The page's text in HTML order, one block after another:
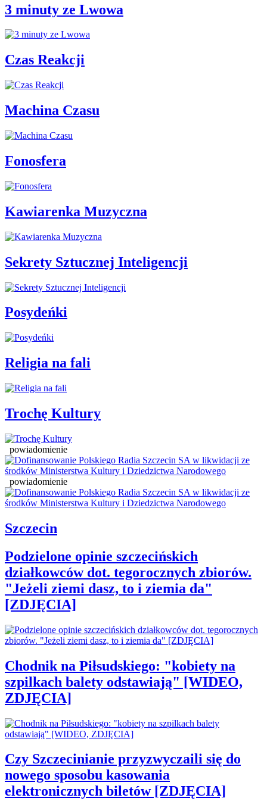
3 minuty ze Lwowa
Czas Reakcji
Machina Czasu
Fonosfera
Kawiarenka Muzyczna
Sekrety Sztucznej Inteligencji
Posydeńki
Religia na fali
Trochę Kultury
powiadomienie
powiadomienie
Szczecin
Podzielone opinie szczecińskich
działkowców dot. tegorocznych zbiorów.
"Jeżeli ziemi dasz, to i ziemia da"
[ZDJĘCIA]
Chodnik na Piłsudskiego: "kobiety na
szpilkach balety odstawiają" [WIDEO,
ZDJĘCIA]
Czy Szczecinianie przyzwyczaili się do
nowego sposobu kasowania
elektronicznych biletów [ZDJĘCIA]